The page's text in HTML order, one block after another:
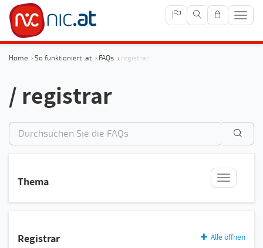
Home › So funktioniert .at › FAQs › registrar
/ registrar
In
FAQ
pages/
works/
Thema
Registrar Alle öffnen